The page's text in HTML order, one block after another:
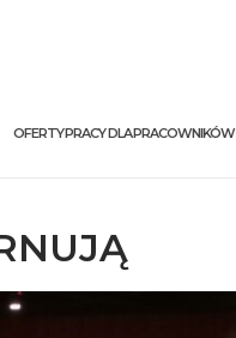
OFERTY PRACY DLA PRACOWNIKÓW